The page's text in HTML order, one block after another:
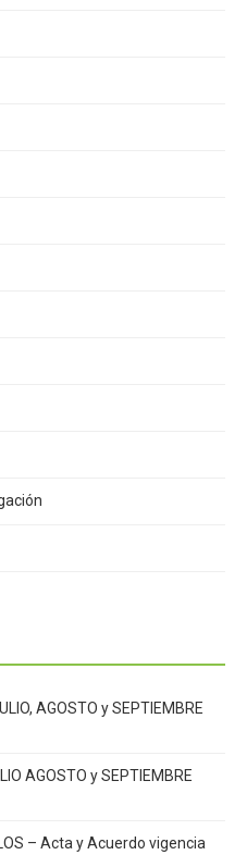
AGOSTO y SEPTIEMBRE
AGOSTO y SEPTIEMBRE
– Acta y Acuerdo vigencia